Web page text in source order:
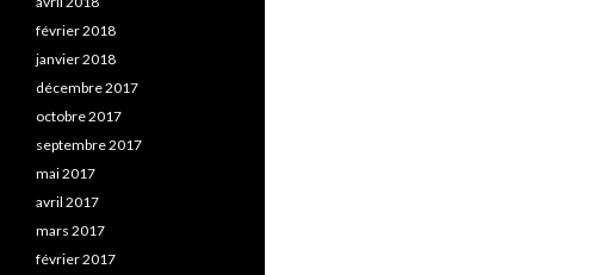
février 2018
janvier 2018
décembre 2017
octobre 2017
septembre 2017
mai 2017
avril 2017
mars 2017
février 2017